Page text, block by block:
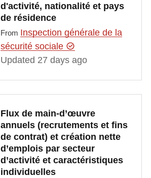
d'activité, nationalité et pays
de résidence
From Inspection générale de la
sécurité sociale
Updated 27 days ago
Flux de main-d’œuvre
annuels (recrutements et fins
de contrat) et création nette
d’emplois par secteur
d’activité et caractéristiques
individuelles